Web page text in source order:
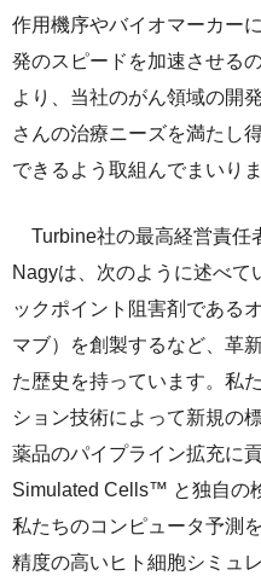
透明性ガイドライン
作用機序やバイオマーカー
発のスピードを加速させる
より、当社のがん領域の開
さんの治療ニーズを満たし
できるよう取組んでまいりま
Turbine社の最高経営責任
Nagyは、次のように述べて
ックポイント阻害剤である
マブ）を創製するなど、革
た歴史を持っています。私
ション技術によって新規の
薬品のパイプライン拡充に
Simulated Cells™ と独自の
私たちのコンピュータ予測
精度の高いヒト細胞シミュ